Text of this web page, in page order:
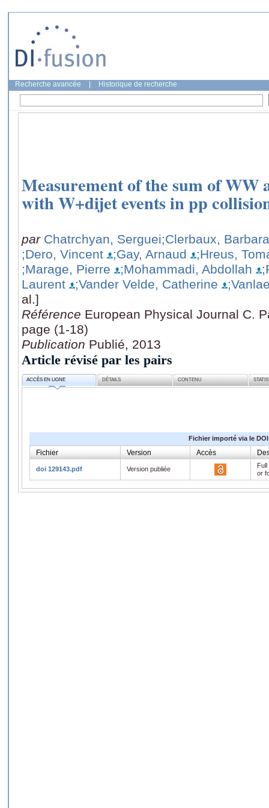
Recherche avancée Historique de recherche
Measurement of the sum of
with W+dijet events in pp
par Chatrchyan, Serguei;Clerbaux, Barbara
;Dero, Vincent
;Gay, Arnaud
;Hreus,
;Marage, Pierre
;Mohammadi, Abdollah
Laurent
;Vander Velde, Catherine
al.]
Référence European Physical Journal C.
page (1-18)
Publication Publié, 2013
Article révisé par les pairs
ACCÈS EN LIGNE DÉTAILS CONTENU
Fichier importé via le DOI
Fichier Version Accès
doi 129143.pdf Version publiée
or